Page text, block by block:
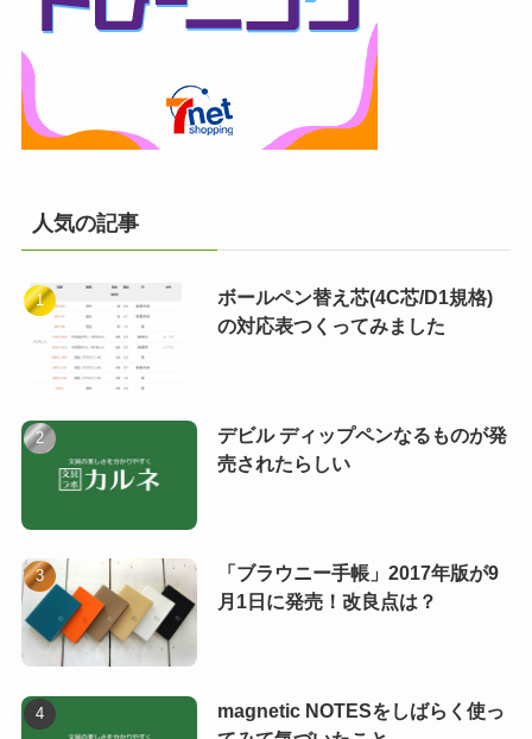
人気の記事
ボールペン替え芯(4C芯/D1規格)
の対応表つくってみました
デビル ディップペンなるものが発
売されたらしい
「ブラウニー手帳」2017年版が9
月1日に発売！改良点は？
magnetic NOTESをしばらく使っ